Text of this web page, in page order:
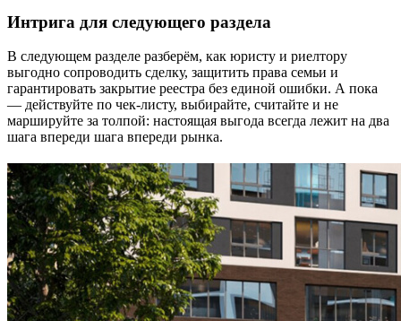
Интрига для следующего раздела
В следующем разделе разберём, как юристу и риелтору
выгодно сопроводить сделку, защитить права семьи и
гарантировать закрытие реестра без единой ошибки. А пока
— действуйте по чек-листу, выбирайте, считайте и не
маршируйте за толпой: настоящая выгода всегда лежит на два
шага впереди шага впереди рынка.